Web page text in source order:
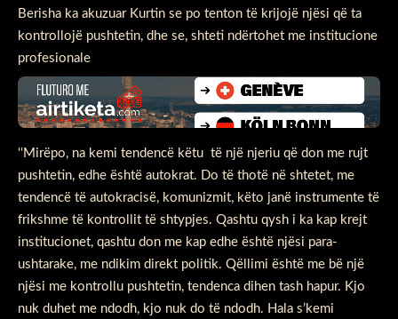
Berisha ka akuzuar Kurtin se po tenton të krijojë njësi që ta
kontrollojë pushtetin, dhe se, shteti ndërtohet me institucione
profesionale
‘‘Mirëpo, na kemi tendencë këtu të një njeriu që don me rujt
pushtetin, edhe është autokrat. Do të thotë në shtetet, me
tendencë të autokracisë, komunizmit, këto janë instrumente të
frikshme të kontrollit të shtypjes. Qashtu qysh i ka kap krejt
institucionet, qashtu don me kap edhe është njësi para-
ushtarake, me ndikim direkt politik. Qëllimi është me bë një
njësi me kontrollu pushtetin, tendenca dihen tash hapur. Kjo
nuk duhet me ndodh, kjo nuk do të ndodh. Hala s’kemi